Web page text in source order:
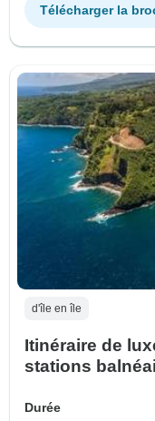
Télécharger la
d'île en île
Itinéraire de
stations
Durée